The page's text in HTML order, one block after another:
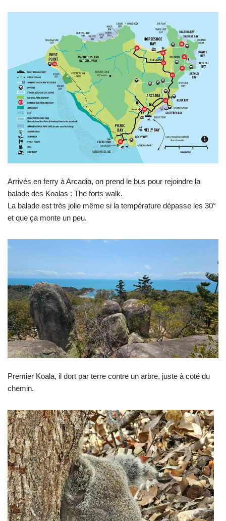
Arrivés en ferry à Arcadia, on prend le bus pour rejoindre la
balade des Koalas : The forts walk.
La balade est très jolie même si la température dépasse les 30°
et que ça monte un peu.
Premier Koala, il dort par terre contre un arbre, juste à coté du
chemin.